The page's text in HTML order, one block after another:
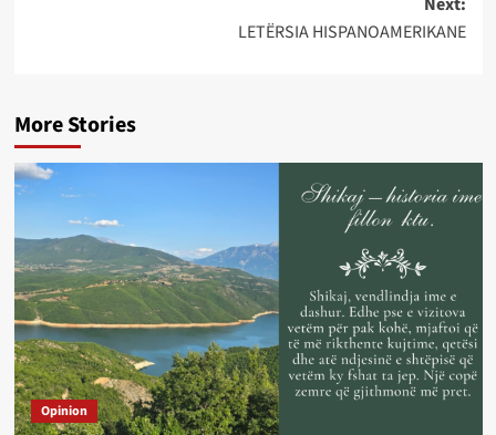
LETËRSIA HISPANOAMERIKANE
More Stories
Opinion